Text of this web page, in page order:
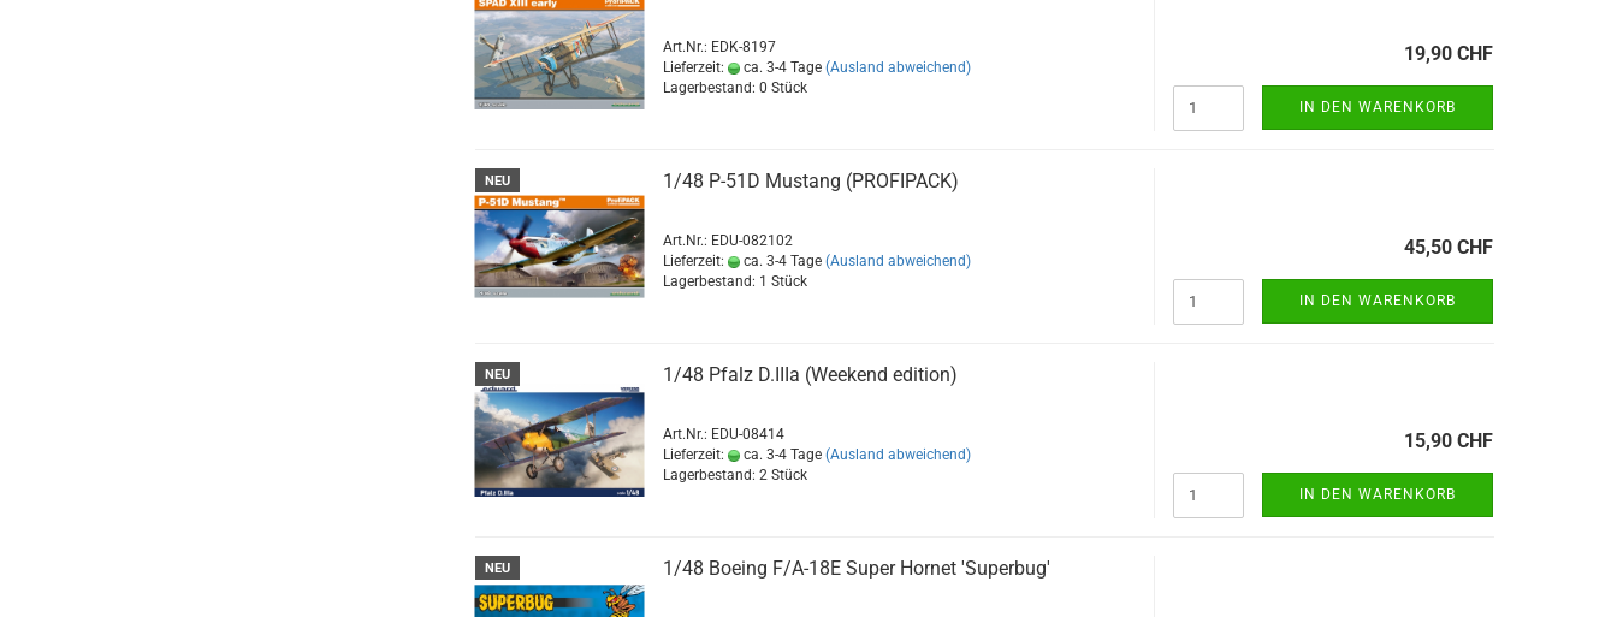
Art.Nr.: EDK-8197
Lieferzeit:
ca. 3-4 Tage (Ausland abweichend)
Lagerbestand: 0 Stück
19,90 CHF
IN DEN WARENKORB
NEU 1/48 P-51D Mustang (PROFIPACK)
Art.Nr.: EDU-082102
Lieferzeit:
ca. 3-4 Tage (Ausland abweichend)
Lagerbestand: 1 Stück
45,50 CHF
IN DEN WARENKORB
NEU 1/48 Pfalz D.IIIa (Weekend edition)
Art.Nr.: EDU-08414
Lieferzeit:
ca. 3-4 Tage (Ausland abweichend)
Lagerbestand: 2 Stück
15,90 CHF
IN DEN WARENKORB
NEU 1/48 Boeing F/A-18E Super Hornet 'Superbug'